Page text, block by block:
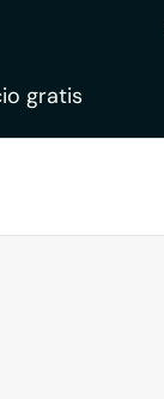
gratis